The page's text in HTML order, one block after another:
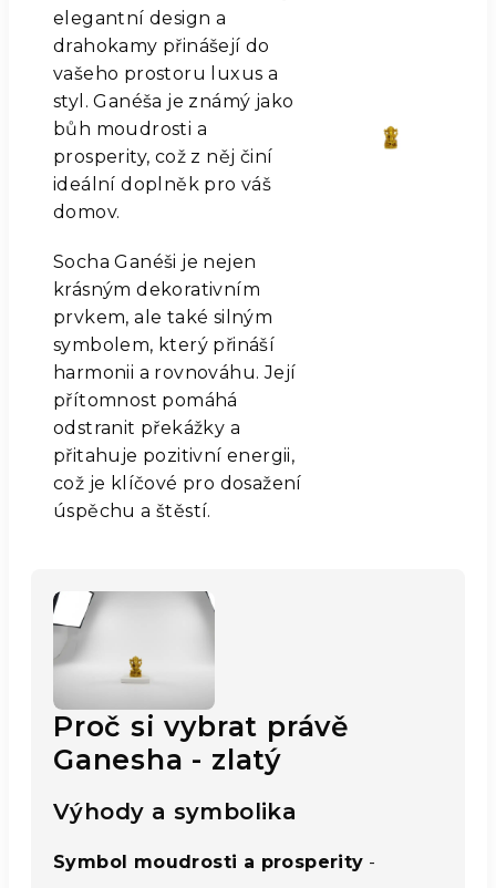
elegantní design a
drahokamy přinášejí do
vašeho prostoru luxus a
styl. Ganéša je známý jako
bůh moudrosti a
prosperity, což z něj činí
ideální doplněk pro váš
domov.
Socha Ganéši je nejen
krásným dekorativním
prvkem, ale také silným
symbolem, který přináší
harmonii a rovnováhu. Její
přítomnost pomáhá
odstranit překážky a
přitahuje pozitivní energii,
což je klíčové pro dosažení
úspěchu a štěstí.
Proč si vybrat právě
Ganesha - zlatý
Výhody a symbolika
Symbol moudrosti a prosperity -